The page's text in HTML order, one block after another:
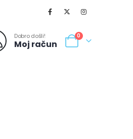
Dobro došli!
Moj račun
0